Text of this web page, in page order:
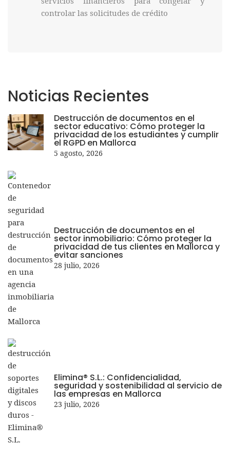
controlar las solicitudes de crédito
Noticias Recientes
Destrucción de documentos en el
sector educativo: Cómo proteger la
privacidad de los estudiantes y cumplir
el RGPD en Mallorca
5 agosto, 2026
Destrucción de documentos en el
sector inmobiliario: Cómo proteger la
privacidad de tus clientes en Mallorca y
evitar sanciones
28 julio, 2026
Elimina® S.L.: Confidencialidad,
seguridad y sostenibilidad al servicio de
las empresas en Mallorca
23 julio, 2026